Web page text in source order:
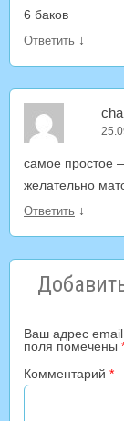
6 баков
Ответить ↓
самое простое
желательно
Ответить ↓
Ваш адрес email
поля помечены
Комментарий *